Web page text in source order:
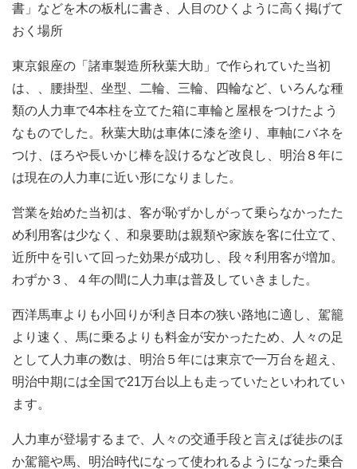
書」などを木の板札に書き、人目のひくように高く掲げて
おく場所
東京銀座の「諸車製造所秋葉大助」で作られていた当初
は、、腰掛型、坐型、二輪、三輪、四輪など、いろんな種
類の人力車で4本柱を立てた箱に車輪と屋根をつけたよう
なものでした。秋葉大助は車体に漆を塗り、車軸にバネを
つけ、ほろや長いかじ棒を設けるなど改良し、明治８年に
は現在の人力車に近い形になりました。
営業を始めた当初は、客が恥ずかしがって乗らなかったた
め利用客は少なく、和泉要助は親類や家族を客に仕立て、
近所中を引いて回った効果が成功し、段々利用客が増加。
わずか３、４年の間に人力車は普及していきました。
西洋馬車よりも小回りが利き日本の狭い路地に適し、駕籠
より速く、馬に乗るよりも料金が安かったため、人々の足
として人力車の数は、明治５年には東京で一万台を超え、
明治中期には全国で21万台以上も走っていたといわれてい
ます。
人力車が登場するまで、人々の交通手段と言えば徒歩のほ
か駕籠や馬、明治時代になって使われるようになった乗合